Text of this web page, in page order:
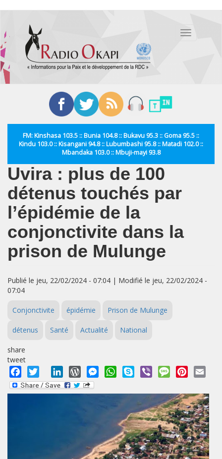
contenu
principal
Toggle
FM: Kinshasa 103.5 :: Bunia 104.8 :: Bukavu 95.3 :: Goma 95.5 ::
Kindu 103.0 :: Kisangani 94.8 :: Lubumbashi 95.8 :: Matadi 102.0 ::
Mbandaka 103.0 :: Mbuji-mayi 93.8
Uvira : plus de 100
détenus touchés par
l’épidémie de la
conjonctivite dans la
prison de Mulunge
Publié le jeu, 22/02/2024 - 07:04 | Modifié le jeu, 22/02/2024 -
07:04
Conjonctivite épidémie Prison de Mulunge
détenus Santé Actualité National
share
tweet
Facebook
Twitter LinkedInWordPressMessengerWhatsApp
Skype Viber MessagePinterest